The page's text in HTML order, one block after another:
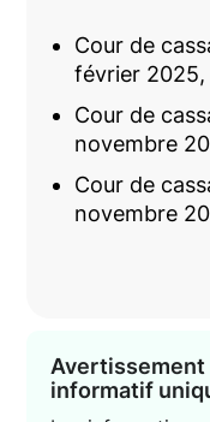
Cour de
février 2025,
Cour de
novembre
Cour de
novembre
Avertissement
informatif